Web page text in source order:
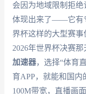
会因为地域限制拒绝
体现出来了——它有
界杯这样的大型赛事
2026年世界杯决赛
加速器，选择“体育
育APP，就能和国
100M带宽，直播画